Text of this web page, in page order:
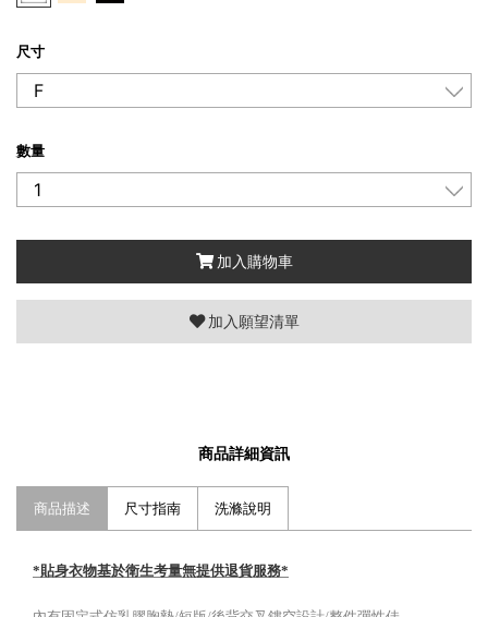
尺寸
數量
加入購物車
加入願望清單
商品詳細資訊
商品描述 尺寸指南 洗滌說明
*貼身衣物基於衛生考量無提供退貨服務*